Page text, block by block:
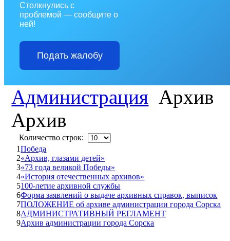
Столкнулись с
проблемой — сообщите о
ней!
Подать жалобу
Администрация Архив
Архив
Количество строк:
1Победа
2«Архив, глазами детей»
3«73 года великой Победы»
4«История отечественных архивов»
5100-летие архивной службы
6Форма заявлений о выдаче архивных справок, выписок
7ПОЛОЖЕНИЕ об архиве администрации города Сорска
8АДМИНИСТРАТИВНЫЙ РЕГЛАМЕНТ
9Архив администрации города Сорска